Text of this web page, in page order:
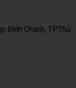
Bình Chánh, TP.Thủ